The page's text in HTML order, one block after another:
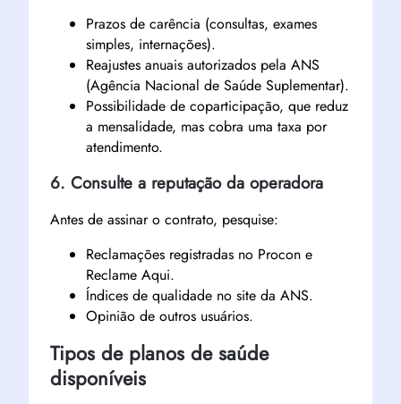
Prazos de carência (consultas, exames
simples, internações).
Reajustes anuais autorizados pela ANS
(Agência Nacional de Saúde Suplementar).
Possibilidade de coparticipação, que reduz
a mensalidade, mas cobra uma taxa por
atendimento.
6. Consulte a reputação da operadora
Antes de assinar o contrato, pesquise:
Reclamações registradas no Procon e
Reclame Aqui.
Índices de qualidade no site da ANS.
Opinião de outros usuários.
Tipos de planos de saúde
disponíveis